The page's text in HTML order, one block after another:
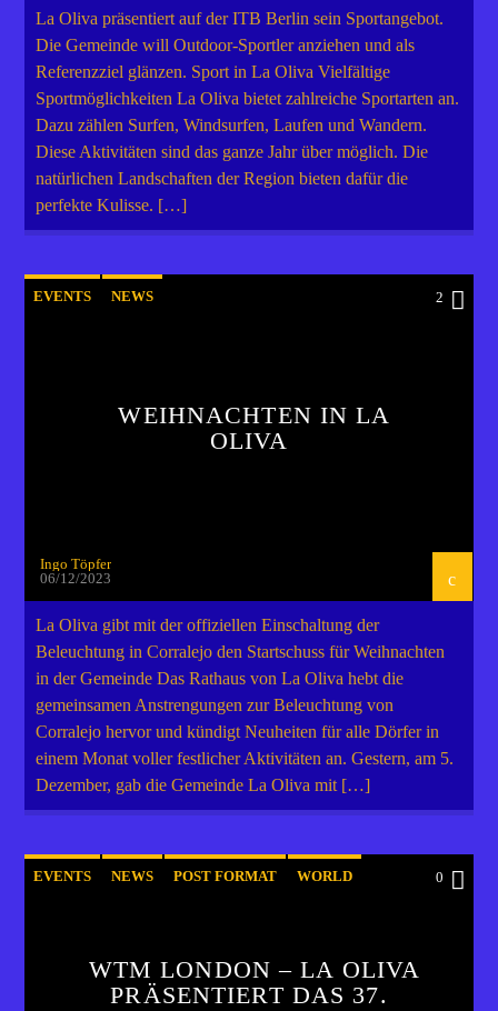
La Oliva präsentiert auf der ITB Berlin sein Sportangebot.
Die Gemeinde will Outdoor-Sportler anziehen und als
Referenzziel glänzen. Sport in La Oliva Vielfältige
Sportmöglichkeiten La Oliva bietet zahlreiche Sportarten an.
Dazu zählen Surfen, Windsurfen, Laufen und Wandern.
Diese Aktivitäten sind das ganze Jahr über möglich. Die
natürlichen Landschaften der Region bieten dafür die
perfekte Kulisse. […]
EVENTS NEWS 2
WEIHNACHTEN IN LA
OLIVA
Ingo Töpfer
06/12/2023
La Oliva gibt mit der offiziellen Einschaltung der
Beleuchtung in Corralejo den Startschuss für Weihnachten
in der Gemeinde Das Rathaus von La Oliva hebt die
gemeinsamen Anstrengungen zur Beleuchtung von
Corralejo hervor und kündigt Neuheiten für alle Dörfer in
einem Monat voller festlicher Aktivitäten an. Gestern, am 5.
Dezember, gab die Gemeinde La Oliva mit […]
EVENTS NEWS POST FORMAT WORLD 0
WTM LONDON – LA OLIVA
PRÄSENTIERT DAS 37.